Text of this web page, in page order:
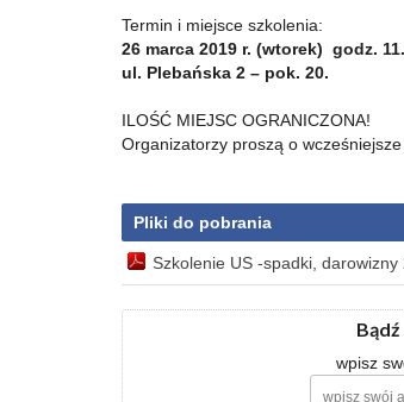
Termin i miejsce szkolenia:
26 marca 2019 r. (wtorek) godz.
ul. Plebańska 2 – pok. 20.
ILOŚĆ MIEJSC OGRANICZONA!
Organizatorzy proszą o
Pliki do pobrania
Szkolenie US -spadki,
wpisz